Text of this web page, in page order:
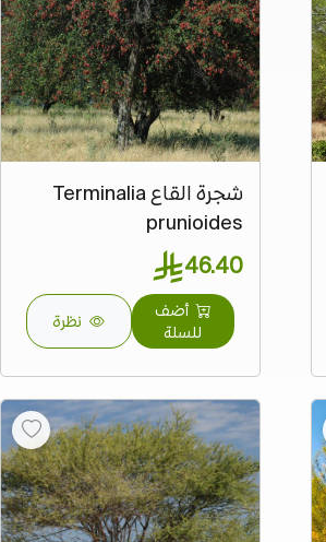
شجرة القاع Terminalia
prunioides
46.40
أضف
للسلة
نظرة